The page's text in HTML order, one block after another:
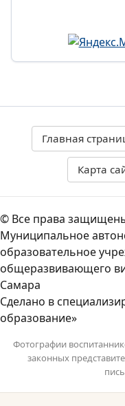
Главная
Карта
© Все права
Муниципальное
образовательное
общеразвивающего
Самара
Сделано в
образование»
Фотографии
законных